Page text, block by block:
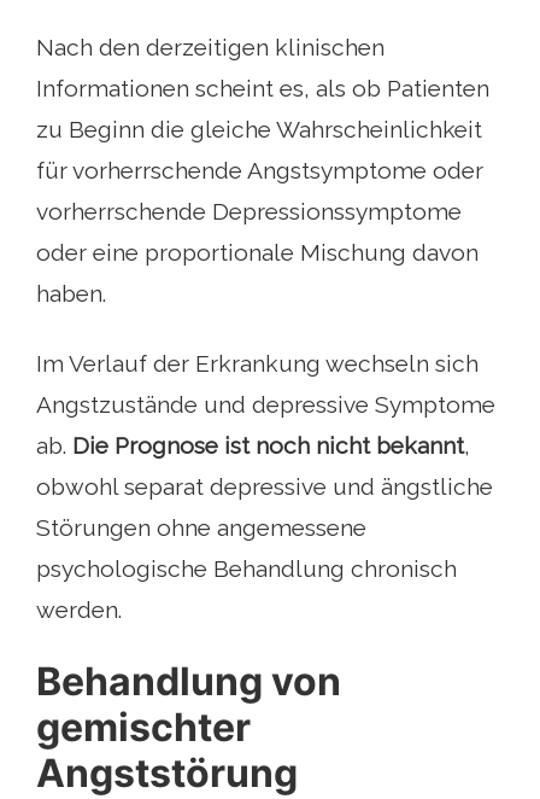
Nach den derzeitigen klinischen
Informationen scheint es, als ob Patienten
zu Beginn die gleiche Wahrscheinlichkeit
für vorherrschende Angstsymptome oder
vorherrschende Depressionssymptome
oder eine proportionale Mischung davon
haben.
Im Verlauf der Erkrankung wechseln sich
Angstzustände und depressive Symptome
ab. Die Prognose ist noch nicht bekannt,
obwohl separat depressive und ängstliche
Störungen ohne angemessene
psychologische Behandlung chronisch
werden.
Behandlung von
gemischter
Angststörung